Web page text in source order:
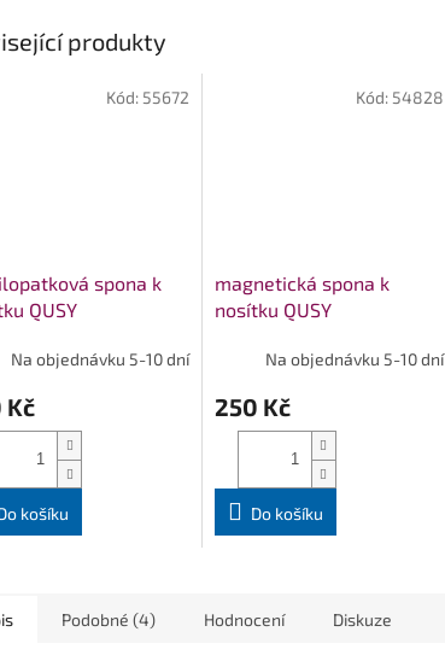
produkty
spona k
QUSY
Na objednávku 5-10 dní
Kč
košíku
Kód: 55672
magnetická spona k
nosítku QUSY
Na objednávku 5-10 dní
250 Kč
Do košíku
Kód: 54828
Podobné (4) Hodnocení Diskuze